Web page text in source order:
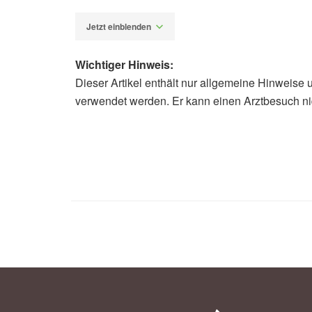
Jetzt einblenden
Diplom-Redakteur (FH) Volker
Wichtiger Hinweis:
Dieser Artikel enthält nur allgemeine Hinweise
verwendet werden. Er kann einen Arztbesuch